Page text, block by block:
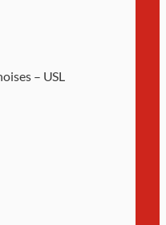
– USL